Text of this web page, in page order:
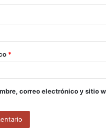
*
correo electrónico y sitio